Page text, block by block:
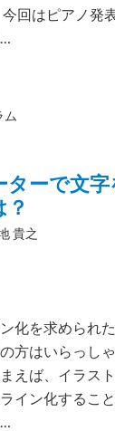
回はピアノ発
ム
ターで文
貴之
化を求められ
方はいらっし
えば、イラス
イン化するこ